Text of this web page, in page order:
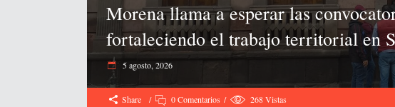
Morena llama a esperar las
fortaleciendo el trabajo territorial en
5 agosto, 2026
Share 0 Comentarios 268Vistas